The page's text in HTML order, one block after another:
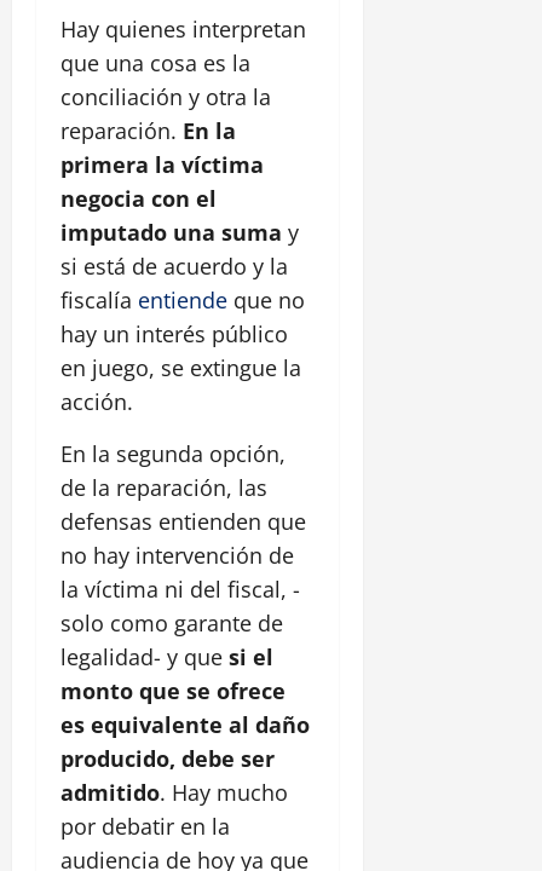
Hay quienes interpretan
que una cosa es la
conciliación y otra la
reparación. En la
primera la víctima
negocia con el
imputado una suma y
si está de acuerdo y la
fiscalía entiende que no
hay un interés público
en juego, se extingue la
acción.
En la segunda opción,
de la reparación, las
defensas entienden que
no hay intervención de
la víctima ni del fiscal, -
solo como garante de
legalidad- y que si el
monto que se ofrece
es equivalente al daño
producido, debe ser
admitido. Hay mucho
por debatir en la
audiencia de hoy ya que